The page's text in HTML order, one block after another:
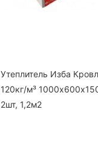
Утеплитель Изба
120кг/м³
2шт, 1,2м2